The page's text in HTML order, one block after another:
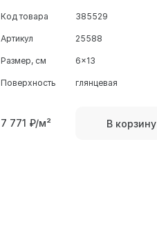
Код товара 385529
Артикул 25588
Размер, см 6x13
Поверхность глянцевая
7 771 ₽/м² В корзину